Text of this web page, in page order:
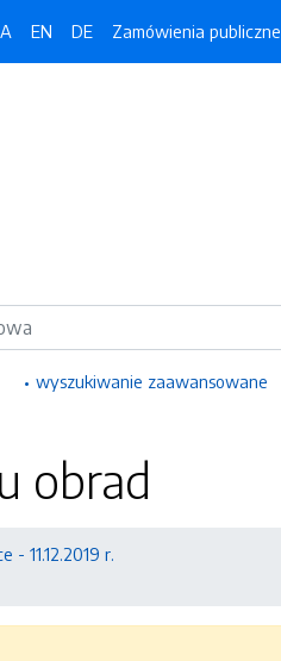
EN DE Zamówienia publiczne
wyszukiwanie zaawansowane
obrad
- 11.12.2019 r.